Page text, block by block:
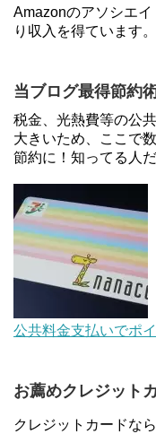
【2倍増
登録と3回
3/31まで
ソニーフ
もらえる
【対象者
ントキャ
【解決】
い、パス
au Pay等
ァミリマ
JCBカー
0570を
Amazonのアソシエ
り収入を得ています。
当ブログ最得節約
税金、光熱費等の公
大きいため、ここで
節約に！知ってる人
公共料金支払いでポ
お薦めクレジット
クレジットカードな